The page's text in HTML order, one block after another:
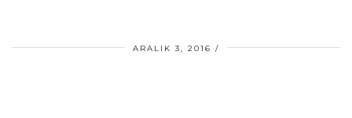
ARALIK 3, 2016